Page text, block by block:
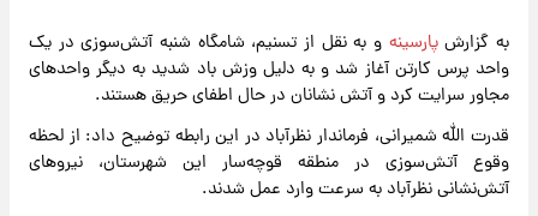
به گزارشپارسینه و به نقل از تسنیم، شامگاه شنبه آتش‌سوزی در یک
واحد پرس کارتن آغاز شد و به دلیل وزش باد شدید به دیگر واحدهای
مجاور سرایت کرد و‌ آتش نشانان در حال اطفای حریق هستند.
قدرت الله شمیرانی، فرماندار نظرآباد در این رابطه توضیح داد: از لحظه
وقوع آتش‌سوزی در منطقه قوچه‌سار این شهرستان، نیروهای
آتش‌نشانی نظرآباد به سرعت وارد عمل شدند.